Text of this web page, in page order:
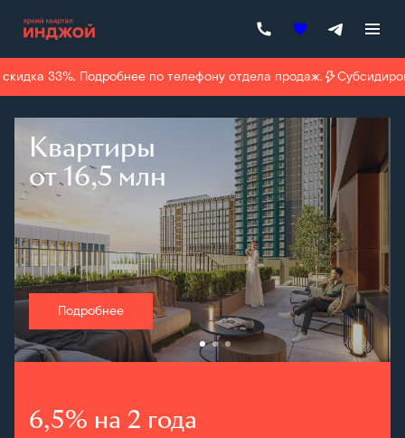
Подробнее по телефону отдела продаж. Субсидированная
Квартиры
от 16,5 млн
Подробнее
6,5% на 2 года